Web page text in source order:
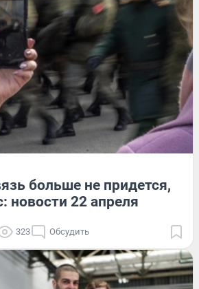
больше не придется,
новости 22 апреля
323 Обсудить